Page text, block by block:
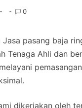
0
pasang baja
Tenaga Ahli dan
dikerjakan oleh